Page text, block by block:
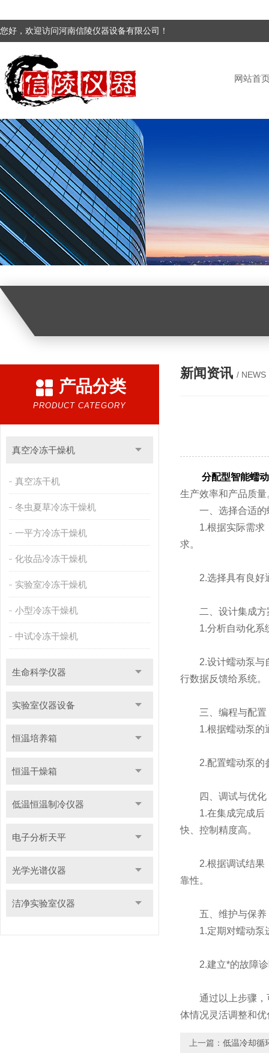
您好，欢迎访问河南信陵仪器设备有限公司！
网站首
产品分类
PRODUCT CATEGORY
真空冷冻干燥机
真空冻干机
冬虫夏草冷冻干燥机
一平方冷冻干燥机
化妆品冷冻干燥机
实验室冷冻干燥机
小型冷冻干燥机
中试冷冻干燥机
生命科学仪器
实验室仪器设备
恒温培养箱
恒温干燥箱
低温恒温制冷仪器
电子分析天平
光学光谱仪器
洁净实验室仪器
新闻资讯 / NEWS
分配型智能蠕
生产效率和产品质量
一、选择合适的
1.根据实际需求
求。
2.选择具有良好通
二、设计集成方
1.分析自动化系统
2.设计蠕动泵与自
行数据反馈给系统。
三、编程与配置
1.根据蠕动泵的通
2.配置蠕动泵的参
四、调试与优化
1.在集成完成后，
快、控制精度高。
2.根据调试结果，
靠性。
五、维护与保养
1.定期对蠕动泵进
2.建立*的故障诊
通过以上步骤，
体情况灵活调整和
上一篇： 低温冷却循